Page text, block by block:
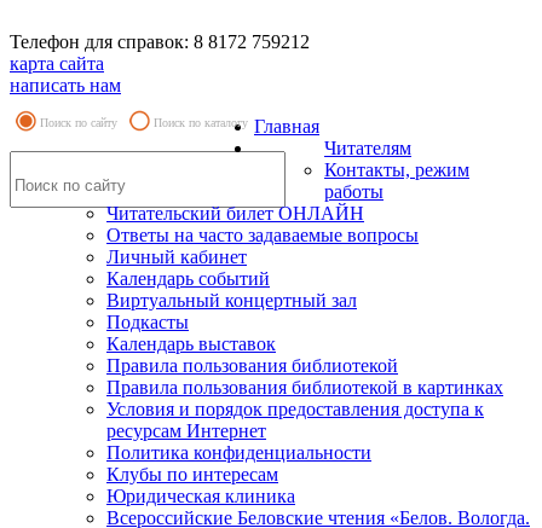
Телефон для справок: 8 8172 759212
карта сайта
написать нам
Поиск по сайту Поиск по каталогу Главная
Читателям
Контакты, режим
работы
Читательский билет ОНЛАЙН
Ответы на часто задаваемые вопросы
Личный кабинет
Календарь событий
Виртуальный концертный зал
Подкасты
Календарь выставок
Правила пользования библиотекой
Правила пользования библиотекой в картинках
Условия и порядок предоставления доступа к
ресурсам Интернет
Политика конфиденциальности
Клубы по интересам
Юридическая клиника
Всероссийские Беловские чтения «Белов. Вологда.